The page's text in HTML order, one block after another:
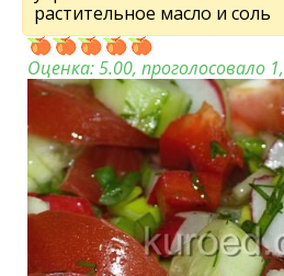
растительное масло и соль
Оценка:5.00, проголосовало 1,